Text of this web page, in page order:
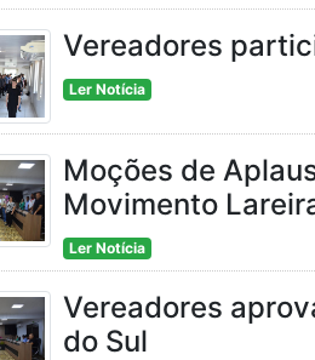
Vereadores
Ler Notícia
Moções de
Movimento
Ler Notícia
Vereadores
do Sul